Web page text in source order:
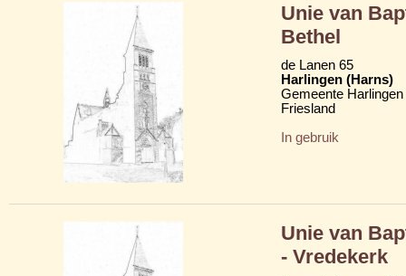
Unie van
Bethel
de Lanen 65
Harlingen (Harns)
Gemeente Harlingen
Friesland
In gebruik
Unie van
- Vredekerk